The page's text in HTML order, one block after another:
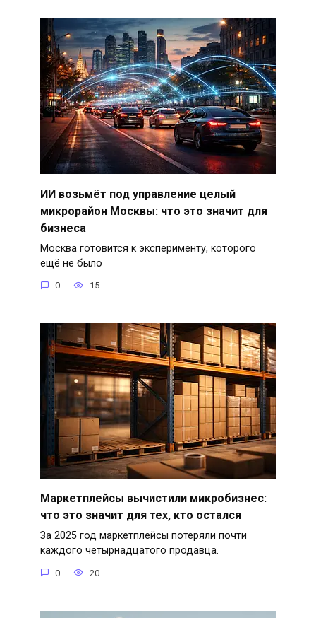
ИИ возьмёт под управление целый
микрорайон Москвы: что это значит для
бизнеса
Москва готовится к эксперименту, которого
ещё не было
0 15
Маркетплейсы вычистили микробизнес:
что это значит для тех, кто остался
За 2025 год маркетплейсы потеряли почти
каждого четырнадцатого продавца.
0 20